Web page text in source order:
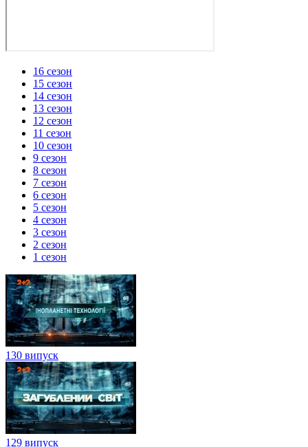
16 сезон
15 сезон
14 сезон
13 сезон
12 сезон
11 сезон
10 сезон
9 сезон
8 сезон
7 сезон
6 сезон
5 сезон
4 сезон
3 сезон
2 сезон
1 сезон
130 випуск
129 випуск